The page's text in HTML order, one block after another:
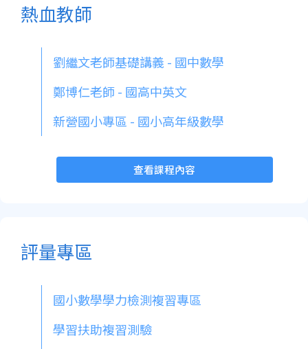
熱血教師
劉繼文老師基礎講義 - 國中數學
鄭博仁老師 - 國高中英文
新營國小專區 - 國小高年級數學
查看課程內容
評量專區
國小數學學力檢測複習專區
學習扶助複習測驗